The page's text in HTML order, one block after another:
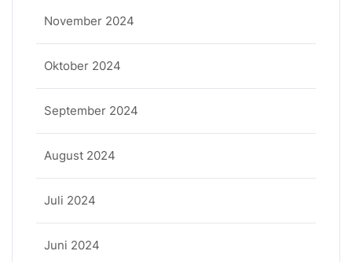
November 2024
Oktober 2024
September 2024
August 2024
Juli 2024
Juni 2024